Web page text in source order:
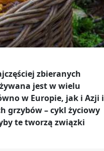
zbieranych
jest w wielu
w Europie, jak i Azji i
grzybów – cykl życiowy
te tworzą związki